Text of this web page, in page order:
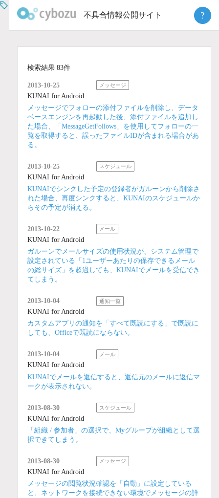
不具合情報公開サイト ?
検索結果 83件
2013-10-25 メッセージ
KUNAI for Android
メッセージでフォローの添付ファイルを削除し、データ
ベースエンジンを再起動した後、添付ファイルを追加し
た場合、「MessageGetFollows」を使用してフォローの一
覧を取得すると、誤ったファイルIDが含まれる場合があ
る。
2013-10-25 スケジュール
KUNAI for Android
KUNAIでシンクした予定の登録者がガルーンから削除さ
れた場合、再度シンクすると、KUNAIのスケジュールか
らその予定が消える。
2013-10-22 メール
KUNAI for Android
ガルーンでメールサイズの使用状況が、システム管理で
設定されている「1ユーザーあたりの保存できるメール
の総サイズ」を超過しても、KUNAIでメールを受信でき
てしまう。
2013-10-04 通知一覧
KUNAI for Android
カスタムアプリの通知を「すべて既読にする」で既読に
しても、Officeで既読にならない。
2013-10-04 メール
KUNAI for Android
KUNAIでメールを返信すると、返信元のメールに返信マ
ークが表示されない。
2013-08-30 スケジュール
KUNAI for Android
「組織 / 参加者」の選択で、Myグループが組織として選
択できてしまう。
2013-08-30 メッセージ
KUNAI for Android
メッセージの閲覧状況確認を「自動」に設定している
と、ネットワークを接続できない環境でメッセージの詳